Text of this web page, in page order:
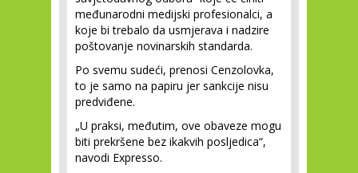
međunarodni medijski profesionalci, a
koje bi trebalo da usmjerava i nadzire
poštovanje novinarskih standarda.
Po svemu sudeći, prenosi Cenzolovka,
to je samo na papiru jer sankcije nisu
predviđene.
„U praksi, međutim, ove obaveze mogu
biti prekršene bez ikakvih posljedica“,
navodi Expresso.